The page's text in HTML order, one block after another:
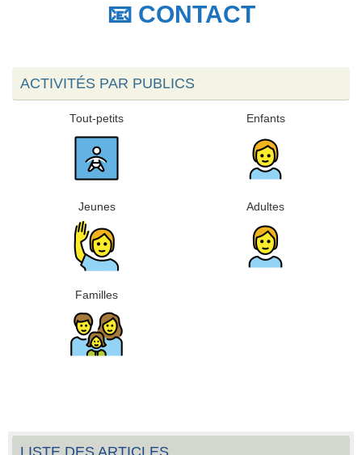
📧 CONTACT
ACTIVITÉS PAR PUBLICS
Tout-petits Enfants
Jeunes Adultes
Familles